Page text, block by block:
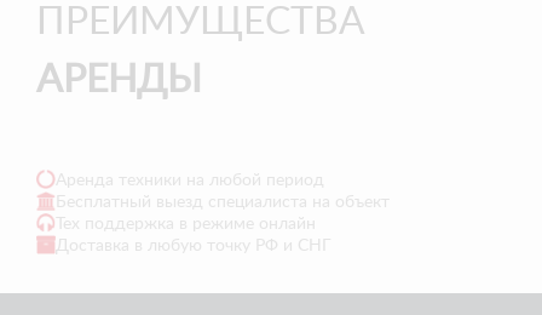
ПРЕИМУЩЕСТВА
АРЕНДЫ
Аренда техники на любой период
Бесплатный выезд специалиста на объект
Тех поддержка в режиме онлайн
Доставка в любую точку РФ и СНГ